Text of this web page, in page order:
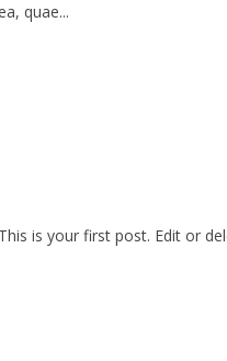
quae...
is your first post. Edit or